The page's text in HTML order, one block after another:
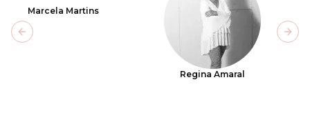
Marcela Martins
Regina Amaral
Previous slide